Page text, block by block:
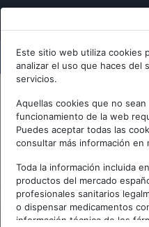
Este sitio web utiliza cookies
analizar el uso que haces del
servicios.
Aquellas cookies que no sean
funcionamiento de la web
Puedes aceptar todas las
consultar más información en
Toda la información incluida
productos del mercado
profesionales sanitarios
o dispensar medicamentos
información técnica de los